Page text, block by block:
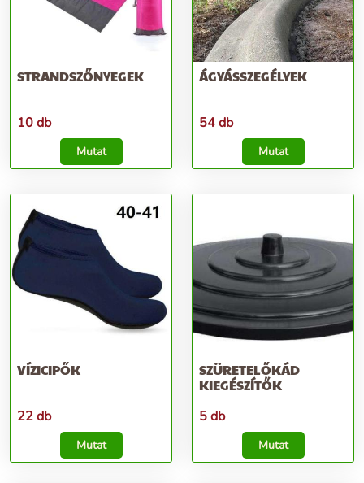
STRANDSZŐNYEGEK
10 db
Mutat
ÁGYÁSSZEGÉLYEK
54 db
Mutat
VÍZICIPŐK
22 db
Mutat
SZÜRETELŐKÁD
KIEGÉSZÍTŐK
5 db
Mutat